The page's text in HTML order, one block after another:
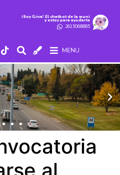
iSoy Gina! El chatbot de la muni
y estoy para ayudarte
2615068885
MENU